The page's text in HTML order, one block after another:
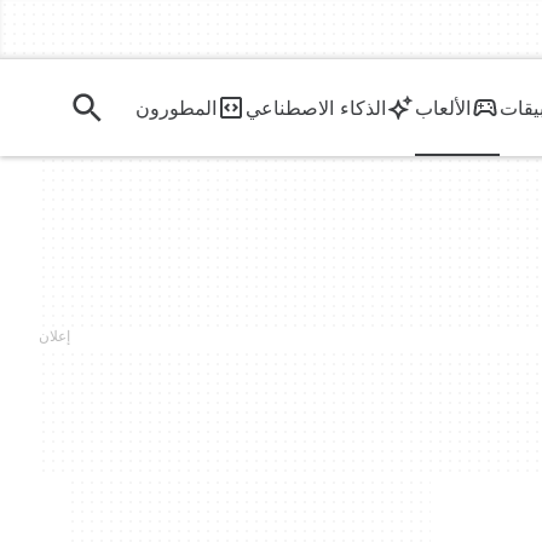
الألعاب الذكاء الاصطناعي المطورون